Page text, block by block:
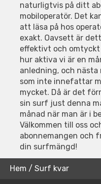
naturligtvis på ditt
mobiloperatör. Det
att läsa på hos
exakt. Oavsett är
effektivt och omtyckt
hur aktiva vi är en
anledning, och nästa
som inte innefattar
mycket. Då är det
sin surf just denna
månad när man är i
Välkommen till oss
abonnemangen och
din surfmängd!
Hem / Surf kvar